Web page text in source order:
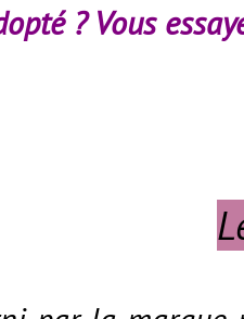
? Vous